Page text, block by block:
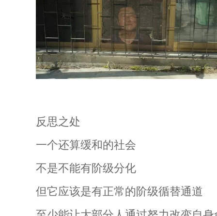
反思之处
一个还算缓和的社会
不是不能有阶级分化
但它应该是有正常的阶级循替通道